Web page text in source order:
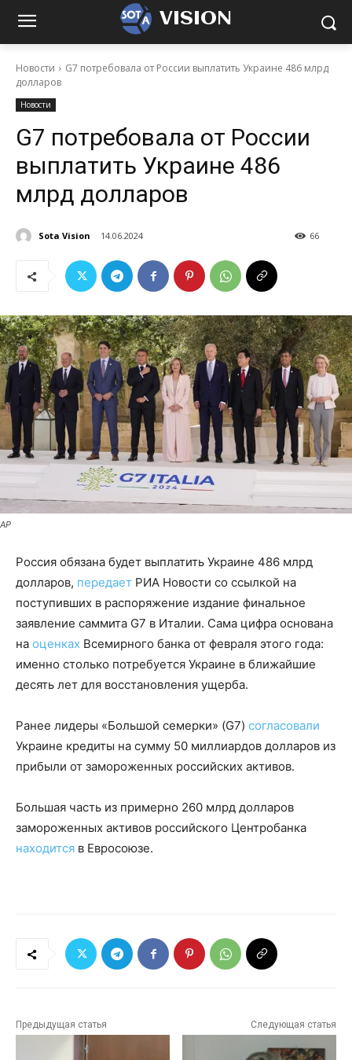
VISION
Новости
G7 потребовала от России выплатить Украине 486 млрд
долларов
Новости
G7 потребовала от России
выплатить Украине 486
млрд долларов
Sota Vision 14.06.2024 66
AP
Россия обязана будет выплатить Украине 486 млрд
долларов, передает РИА Новости со ссылкой на
поступивших в распоряжение издание финальное
заявление саммита G7 в Италии. Сама цифра основана
на оценках Всемирного банка от февраля этого года:
именно столько потребуется Украине в ближайшие
десять лет для восстановления ущерба.
Ранее лидеры «Большой семерки» (G7) согласовали
Украине кредиты на сумму 50 миллиардов долларов из
прибыли от замороженных российских активов.
Большая часть из примерно 260 млрд долларов
замороженных активов российского Центробанка
находится в Евросоюзе.
Предыдущая статья Следующая статья